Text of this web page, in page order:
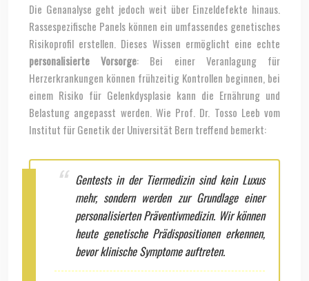
Die Genanalyse geht jedoch weit über Einzeldefekte hinaus.
Rassespezifische Panels können ein umfassendes genetisches
Risikoprofil erstellen. Dieses Wissen ermöglicht eine echte
personalisierte Vorsorge: Bei einer Veranlagung für
Herzerkrankungen können frühzeitig Kontrollen beginnen, bei
einem Risiko für Gelenkdysplasie kann die Ernährung und
Belastung angepasst werden. Wie Prof. Dr. Tosso Leeb vom
Institut für Genetik der Universität Bern treffend bemerkt:
Gentests in der Tiermedizin sind kein Luxus
mehr, sondern werden zur Grundlage einer
personalisierten Präventivmedizin. Wir können
heute genetische Prädispositionen erkennen,
bevor klinische Symptome auftreten.